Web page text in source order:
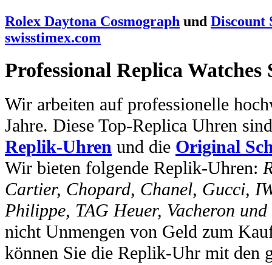
Rolex Daytona Cosmograph und Discount
swisstimex.com
Professional Replica Watches
Wir arbeiten auf professionelle
Jahre. Diese Top-Replica Uhren
Replik-Uhren und die Original
Wir bieten folgende Replik-Uhren:
Cartier, Chopard, Chanel, Gucci,
Philippe, TAG Heuer, Vacheron
nicht Unmengen von Geld zum
können Sie die Replik-Uhr mit den